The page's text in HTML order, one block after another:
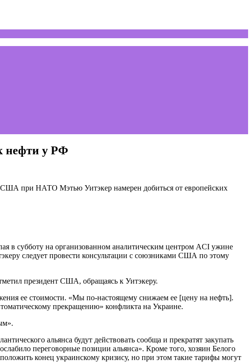
нефти у РФ
при НАТО Мэтью Уитэкер намерен добиться от европейских
в субботу на организованном аналитическим центром ACI ужине
следует провести консультации с союзниками США по этому
президент США, обращаясь к Уитэкеру.
ее стоимости. «Мы по-настоящему снижаем ее [цену на нефть].
прекращению» конфликта на Украине.
альянса будут действовать сообща и прекратят закупать
переговорные позиции альянса». Кроме того, хозяин Белого
конец украинскому кризису, но при этом такие тарифы могут